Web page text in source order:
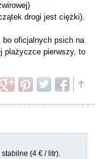
drogi jest ciężki).
oficjalnych psich na
plażyczce pierwszy, to
(4 € / litr).